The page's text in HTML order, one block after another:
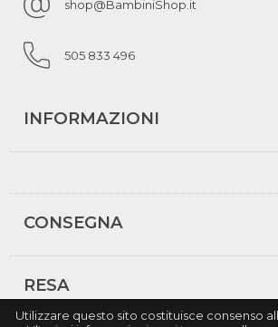
shop@BambiniShop.it
505 833 496
INFORMAZIONI
CONSEGNA
RESA
Utilizzare questo sito costituisce consenso